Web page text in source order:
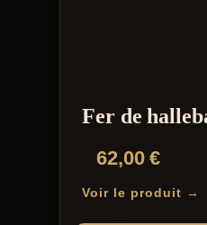
Fer de
62,00€
Voir le produit →